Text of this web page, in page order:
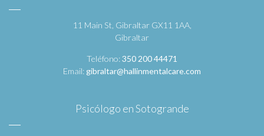
11 Main St, Gibraltar GX11 1AA,
Gibraltar
Teléfono:350 200 44471
Email: gibraltar@hallinmentalcare.com
Psicólogo en Sotogrande